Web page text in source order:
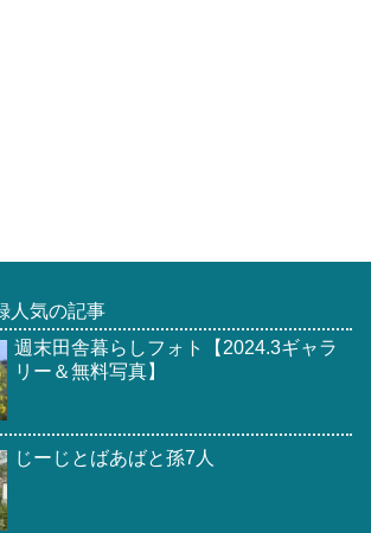
人気の記事
週末田舎暮らしフォト【2024.3ギャラ
リー＆無料写真】
じーじとばあばと孫7人